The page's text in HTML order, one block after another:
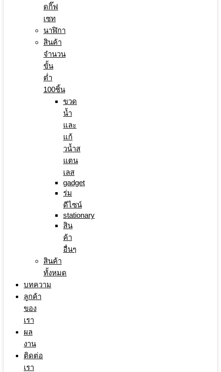
ดกิ๊ฟ
เซท
นาฬิกา
สินค้า
จำนวน
ขั้น
ต่ำ
100ชิ้น
ขวด
น้ำ
และ
แก้
วน้ำส
แตน
เลส
gadget
ร่ม
ดีไซน์
stationary
สิน
ค้า
อื่นๆ
สินค้า
ทั้งหมด
บทความ
ลูกค้า
ของ
เรา
ผล
งาน
ติดต่อ
เรา